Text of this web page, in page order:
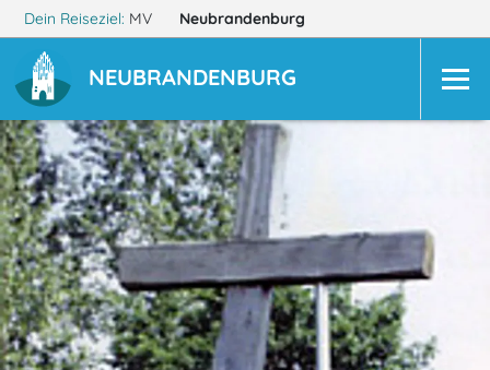
Dein Reiseziel: MV Neubrandenburg
NEUBRANDENBURG